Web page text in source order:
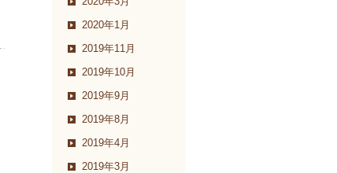
2020年1月
2019年11月
2019年10月
2019年9月
2019年8月
2019年4月
2019年3月